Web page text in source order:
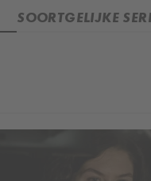
SOORTGELIJKE